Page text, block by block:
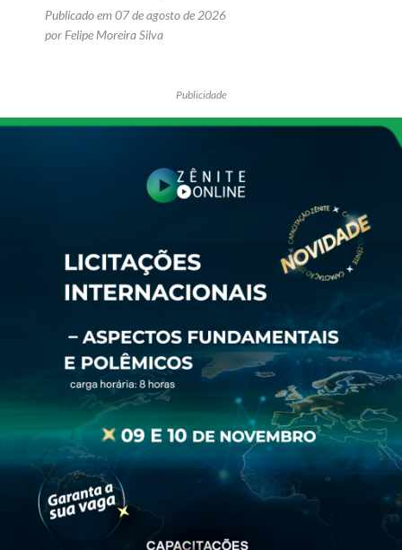
Publicado em 07 de agosto de 2026
por Felipe Moreira Silva
Publicidade